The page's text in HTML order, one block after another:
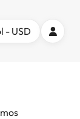
- USD